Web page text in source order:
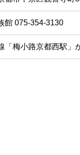
館 075-354-3130
「梅小路京都西駅」